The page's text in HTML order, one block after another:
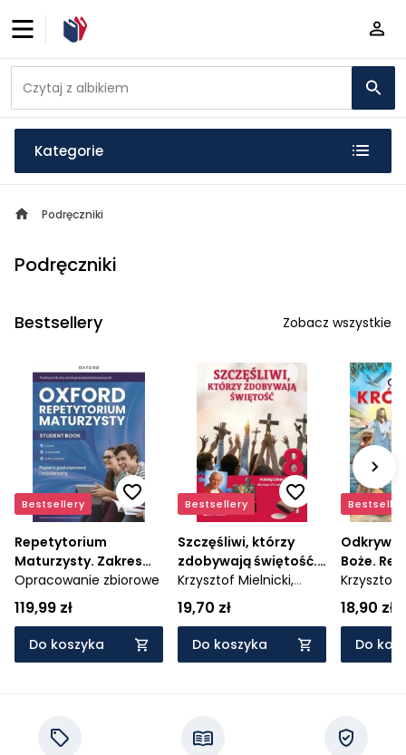
Kategorie
Podręczniki
Podręczniki
Bestsellery Zobacz wszystkie
Bestsellery
Repetytorium
Maturzysty. Zakres
podstawowy i
rozszerzony + Online
Practice
Opracowanie zbiorowe
119,99 zł
Do koszyka
Bestsellery
Szczęśliwi, którzy
zdobywają świętość.
Religia - podręcznik
dla 8. klasy szkoły
podstawowej - AZ-
24-01/20-KI-14/23
Krzysztof Mielnicki,
Elżbieta Kondrak
19,70 zł
Do koszyka
Boże.
szkoły
wersją
- AZ-12-
Krzysztof
Elżbieta
18,90 zł
Do